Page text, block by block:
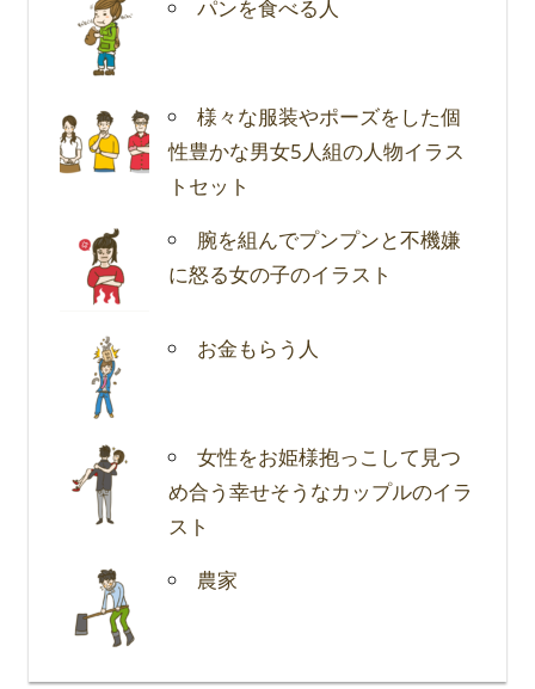
パンを食べる人
様々な服装やポーズをした個
性豊かな男女5人組の人物イラス
トセット
腕を組んでプンプンと不機嫌
に怒る女の子のイラスト
お金もらう人
女性をお姫様抱っこして見つ
め合う幸せそうなカップルのイラ
スト
農家